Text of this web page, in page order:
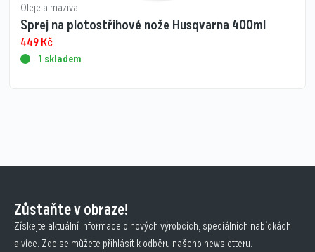
Oleje a maziva
Sprej na plotostřihové nože Husqvarna 400ml
449Kč
1 skladem
Zůstaňte v obraze!
Získejte aktuální informace o nových výrobcích, speciálních nabídkách
a více. Zde se můžete přihlásit k odběru našeho newsletteru.